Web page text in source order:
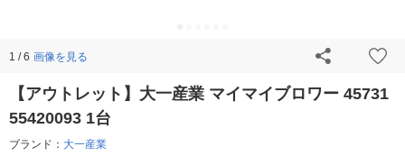
1 / 6 画像を見る
【アウトレット】大一産業 マイマイブロワー 45731
55420093 1台
ブランド： 大一産業